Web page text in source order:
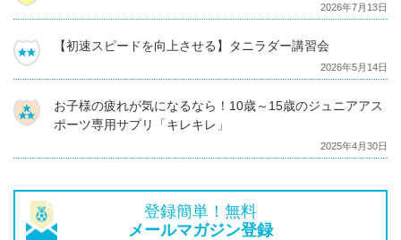
2026年7月13日
【初速スピードを向上させる】タニラダー講習会
2026年5月14日
お子様の疲れが気になるなら！10歳～15歳のジュニアアス
ポーツ専用サプリ「キレキレ」
2025年4月30日
登録簡単！無料
メールマガジン登録